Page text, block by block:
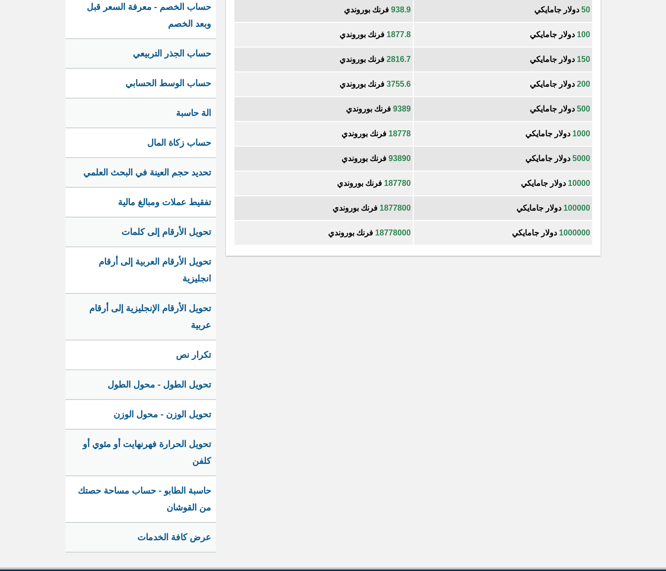
50 دولار جامايكي 938.9 فرنك بوروندي
100 دولار جامايكي 1877.8 فرنك بوروندي
150 دولار جامايكي 2816.7 فرنك بوروندي
200 دولار جامايكي 3755.6 فرنك بوروندي
500 دولار جامايكي 9389 فرنك بوروندي
1000 دولار جامايكي 18778 فرنك بوروندي
5000 دولار جامايكي 93890 فرنك بوروندي
10000 دولار جامايكي 187780 فرنك بوروندي
100000 دولار جامايكي 1877800 فرنك بوروندي
1000000 دولار جامايكي 18778000 فرنك بوروندي
حساب الخصم - معرفة السعر قبل
وبعد الخصم
حساب الجذر التربيعي
حساب الوسط الحسابي
الة حاسبة
حساب زكاة المال
تحديد حجم العينة في البحث العلمي
تفقيط عملات ومبالغ مالية
تحويل الأرقام إلى كلمات
تحويل الأرقام العربية إلى أرقام
انجليزية
تحويل الأرقام الإنجليزية إلى أرقام
عربية
تكرار نص
تحويل الطول - محول الطول
تحويل الوزن - محول الوزن
تحويل الحرارة فهرنهايت أو مئوي أو
كلفن
حاسبة الطابو - حساب مساحة حصتك
من القوشان
عرض كافة الخدمات